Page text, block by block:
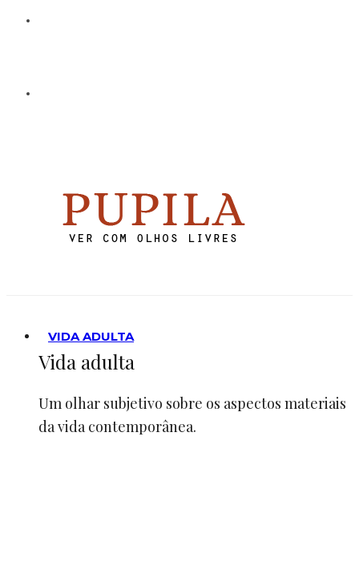
VIDA ADULTA
Vida adulta
Um olhar subjetivo sobre os aspectos materiais
da vida contemporânea.